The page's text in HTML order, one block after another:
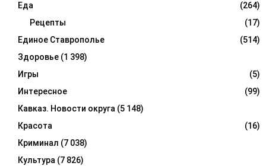
Еда
(264)
Рецепты
(17)
Единое Ставрополье
(514)
Здоровье (1 398)
Игры
(5)
Интересное
(99)
Кавказ. Новости округа (5 148)
Красота
(16)
Криминал (7 038)
Культура (7 826)